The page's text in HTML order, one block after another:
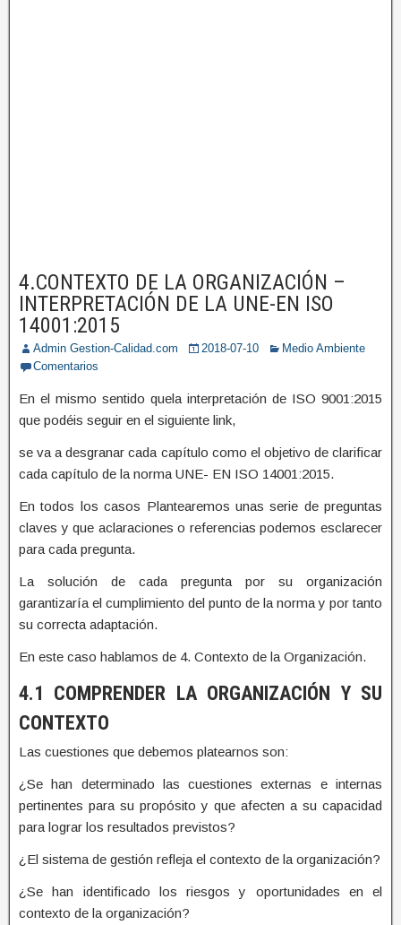
4.CONTEXTO DE LA ORGANIZACIÓN –
INTERPRETACIÓN DE LA UNE-EN ISO
14001:2015
Admin Gestion-Calidad.com 2018-07-10
Medio Ambiente
Comentarios
En el mismo sentido quela interpretación de ISO 9001:2015
que podéis seguir en el siguiente link,
se va a desgranar cada capítulo como el objetivo de clarificar
cada capítulo de la norma UNE- EN ISO 14001:2015.
En todos los casos Plantearemos unas serie de preguntas
claves y que aclaraciones o referencias podemos esclarecer
para cada pregunta.
La solución de cada pregunta por su organización
garantizaría el cumplimiento del punto de la norma y por tanto
su correcta adaptación.
En este caso hablamos de 4. Contexto de la Organización.
4.1 COMPRENDER LA ORGANIZACIÓN Y SU
CONTEXTO
Las cuestiones que debemos platearnos son:
¿Se han determinado las cuestiones externas e internas
pertinentes para su propósito y que afecten a su capacidad
para lograr los resultados previstos?
¿El sistema de gestión refleja el contexto de la organización?
¿Se han identificado los riesgos y oportunidades en el
contexto de la organización?